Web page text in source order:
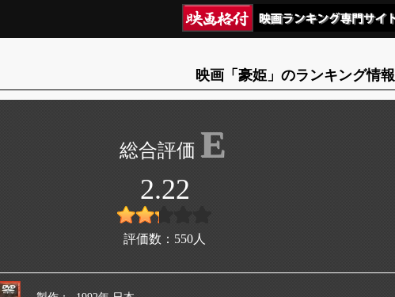
映画「豪姫」のランキング情報
E
2.22
評価数： 550 人